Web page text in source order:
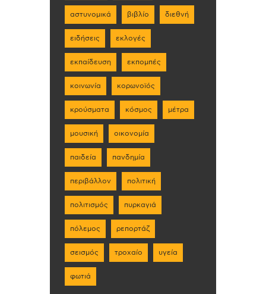
αστυνομικά βιβλίο διεθνή
ειδήσεις εκλογές
εκπαίδευση εκπομπές
κοινωνία κορωνοϊός
κρούσματα κόσμος μέτρα
μουσική οικονομία
παιδεία πανδημία
περιβάλλον πολιτική
πολιτισμός πυρκαγιά
πόλεμος ρεπορτάζ
σεισμός τροχαίο υγεία
φωτιά